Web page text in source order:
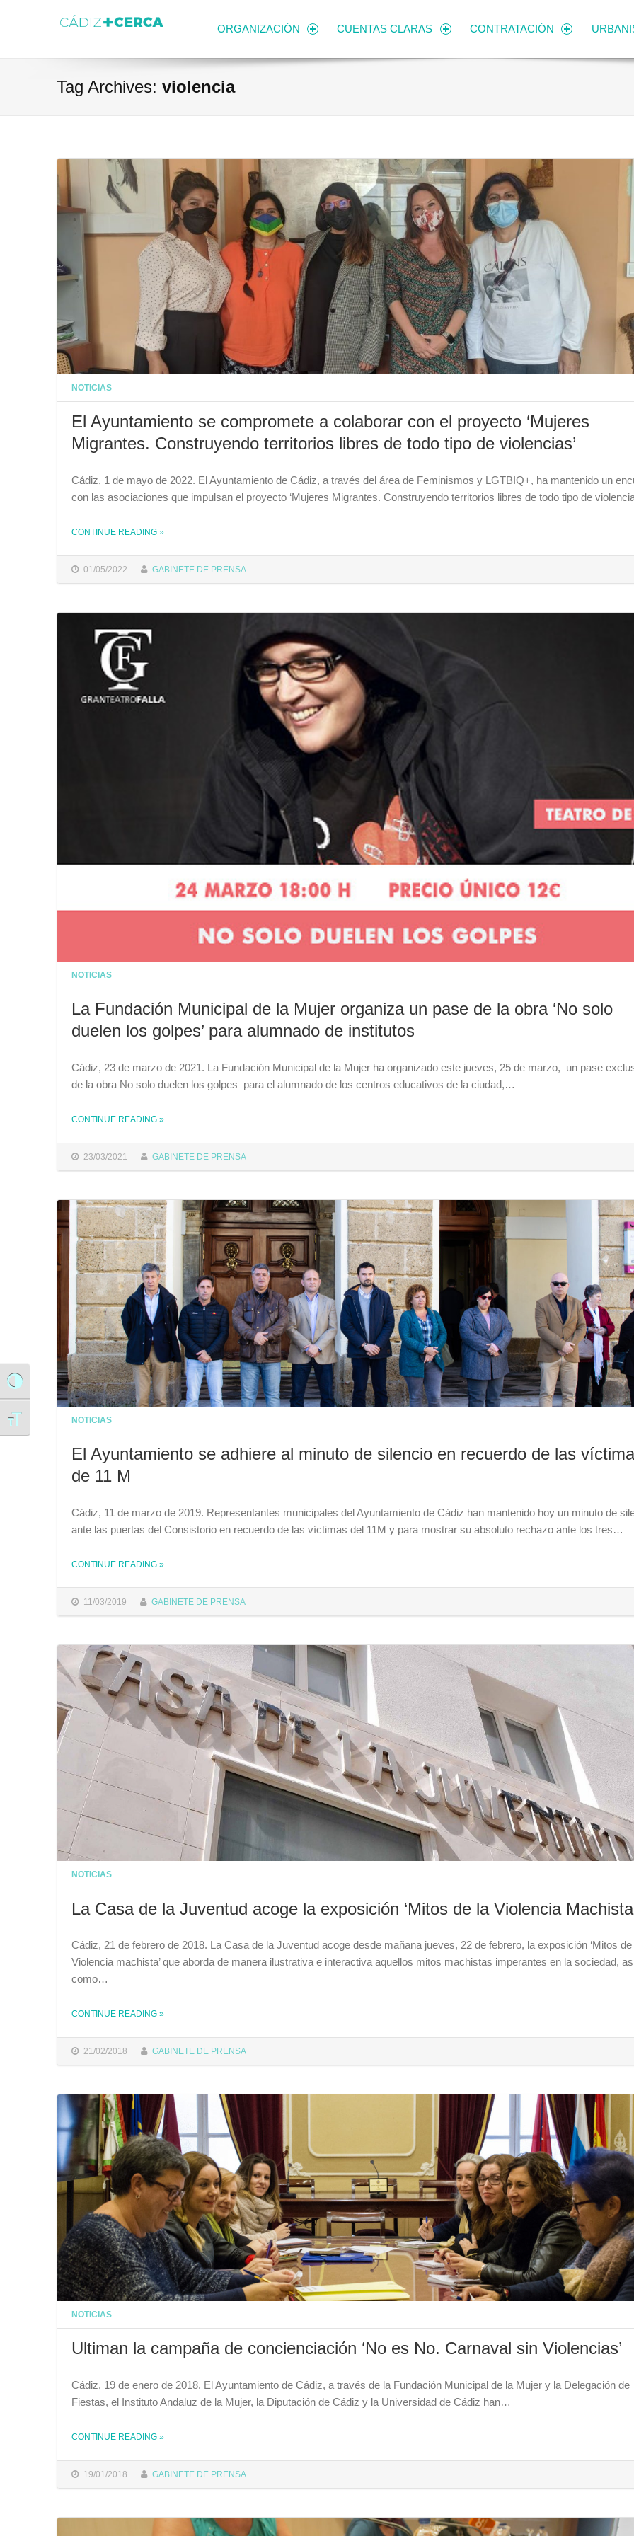
Alternar alto contraste
Alternar tamaño de letra
ORGANIZACIÓN CUENTAS CLARAS CONTRATACIÓN
Tag Archives: violencia
NOTICIAS
El Ayuntamiento se compromete a colaborar con el proyecto ‘Mujeres
Migrantes. Construyendo territorios libres de todo tipo de violencias’
01/05/2022 GABINETE DE PRENSA
Cádiz, 1 de mayo de 2022. El Ayuntamiento de Cádiz, a través del área de Feminismos y LGTBIQ+, ha mantenido un
con las asociaciones que impulsan el proyecto ‘Mujeres Migrantes. Construyendo territorios libres de todo tipo de
CONTINUE READING THE "EL AYUNTAMIENTO SE COMPROMETE A COLABORAR CON EL PROYECTO ‘MUJERES MIGRANTES. CONSTRUYENDO TERRITORIOS LIBRES DE TODO TIPO DE VIOLENCIAS’"
»
NOTICIAS
La Fundación Municipal de la Mujer organiza un pase de la obra ‘No solo
duelen los golpes’ para alumnado de institutos
23/03/2021 GABINETE DE PRENSA
Cádiz, 23 de marzo de 2021. La Fundación Municipal de la Mujer ha organizado este jueves, 25 de marzo, un pase
de la obra No solo duelen los golpes para el alumnado de los centros educativos de la ciudad,…
CONTINUE READING
THE "LA FUNDACIÓN MUNICIPAL DE LA MUJER ORGANIZA UN PASE DE LA OBRA ‘NO SOLO DUELEN LOS GOLPES’ PARA ALUMNADO DE INSTITUTOS"
»
NOTICIAS
El Ayuntamiento se adhiere al minuto de silencio en recuerdo de las
de 11 M
11/03/2019 GABINETE DE PRENSA
Cádiz, 11 de marzo de 2019. Representantes municipales del Ayuntamiento de Cádiz han mantenido hoy un minuto de
ante las puertas del Consistorio en recuerdo de las víctimas del 11M y para mostrar su absoluto rechazo ante los tres…
CONTINUE READING THE "EL AYUNTAMIENTO SE ADHIERE AL MINUTO DE SILENCIO EN RECUERDO DE LAS VÍCTIMAS DE 11 M"
»
NOTICIAS
La Casa de la Juventud acoge la exposición ‘Mitos de la Violencia
21/02/2018 GABINETE DE PRENSA
Cádiz, 21 de febrero de 2018. La Casa de la Juventud acoge desde mañana jueves, 22 de febrero, la exposición ‘Mitos de
Violencia machista’ que aborda de manera ilustrativa e interactiva aquellos mitos machistas imperantes en la sociedad,
como…
CONTINUE READING THE "LA CASA DE LA JUVENTUD ACOGE LA EXPOSICIÓN ‘MITOS DE LA VIOLENCIA MACHISTA’"
»
NOTICIAS
Ultiman la campaña de concienciación ‘No es No. Carnaval sin Violencias’
19/01/2018 GABINETE DE PRENSA
Cádiz, 19 de enero de 2018. El Ayuntamiento de Cádiz, a través de la Fundación Municipal de la Mujer y la Delegación de
Fiestas, el Instituto Andaluz de la Mujer, la Diputación de Cádiz y la Universidad de Cádiz han…
CONTINUE READING THE "ULTIMAN LA CAMPAÑA DE CONCIENCIACIÓN ‘NO ES NO. CARNAVAL SIN VIOLENCIAS’"
»